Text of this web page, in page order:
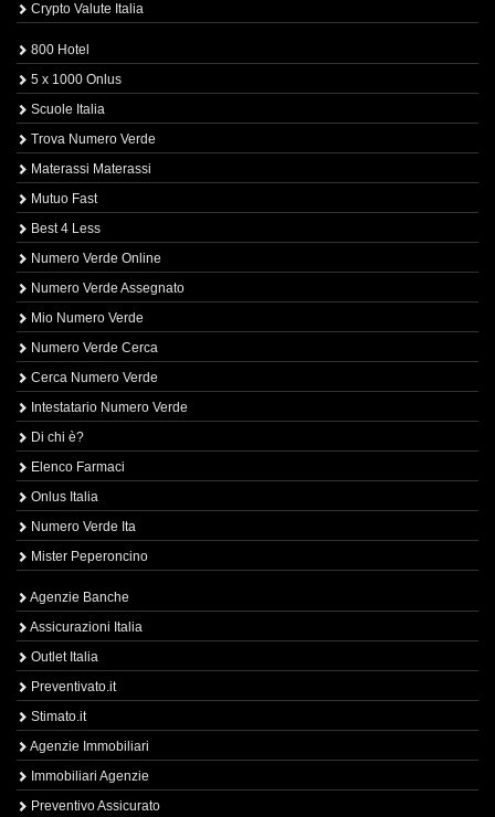
Crypto Valute Italia
800 Hotel
5 x 1000 Onlus
Scuole Italia
Trova Numero Verde
Materassi Materassi
Mutuo Fast
Best 4 Less
Numero Verde Online
Numero Verde Assegnato
Mio Numero Verde
Numero Verde Cerca
Cerca Numero Verde
Intestatario Numero Verde
Di chi è?
Elenco Farmaci
Onlus Italia
Numero Verde Ita
Mister Peperoncino
Agenzie Banche
Assicurazioni Italia
Outlet Italia
Preventivato.it
Stimato.it
Agenzie Immobiliari
Immobiliari Agenzie
Preventivo Assicurato